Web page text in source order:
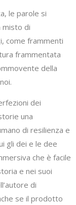
le parole si
misto di
come frammenti
frammentata
della
dei
una
di resilienza e
gli dei e le dee
che è facile
e nei suoi
di
se il prodotto